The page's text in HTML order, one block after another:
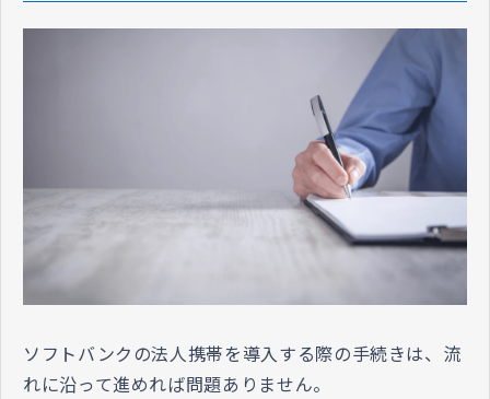
ソフトバンクの法人携帯を導入する際の手続きは、流
れに沿って進めれば問題ありません。